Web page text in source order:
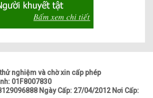
nghiệm và chờ xin cấp phép
01F8007830
Ngày Cấp: 27/04/2012 Nơi Cấp: